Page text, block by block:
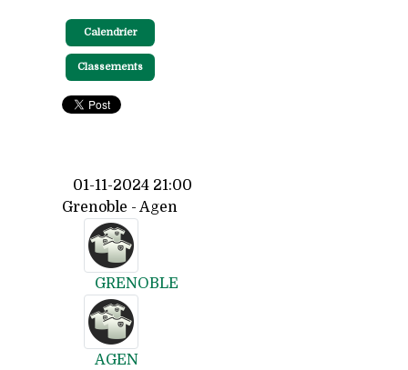
Calendrier
Classements
01-11-2024 21:00
Grenoble - Agen
GRENOBLE
AGEN